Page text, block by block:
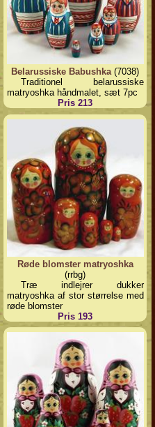
Belarussiske Babushka (7038)
Traditionel belarussiske
matryoshka håndmalet, sæt 7pc
Pris 213
Røde blomster matryoshka
(rrbg)
Træ indlejrer dukker
matryoshka af stor størrelse med
røde blomster
Pris 193